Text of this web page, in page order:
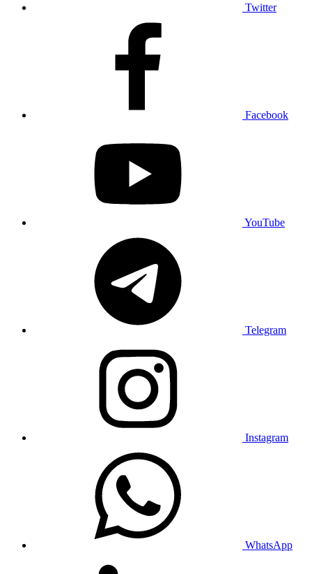
Twitter
Facebook
YouTube
Telegram
Instagram
WhatsApp